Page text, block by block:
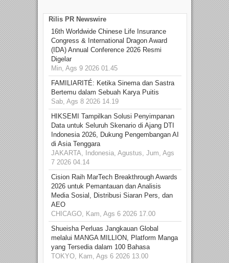
Rilis PR Newswire
16th Worldwide Chinese Life Insurance
Congress & International Dragon Award
(IDA) Annual Conference 2026 Resmi
Digelar
Min, Ags 9 2026 01.45
FAMILIARITÉ: Ketika Sinema dan Sastra
Bertemu dalam Sebuah Karya Puitis
Sab, Ags 8 2026 14.19
HIKSEMI Tampilkan Solusi Penyimpanan
Data untuk Seluruh Skenario di Ajang DTI
Indonesia 2026, Dukung Pengembangan AI
di Asia Tenggara
JAKARTA, Indonesia, Agustus, Jum, Ags
7 2026 04.14
Cision Raih MarTech Breakthrough Awards
2026 untuk Pemantauan dan Analisis
Media Sosial, Distribusi Siaran Pers, dan
AEO
CHICAGO, Kam, Ags 6 2026 17.00
Shueisha Perluas Jangkauan Global
melalui MANGA MILLION, Platform Manga
yang Tersedia dalam 100 Bahasa
TOKYO, Kam, Ags 6 2026 13.00